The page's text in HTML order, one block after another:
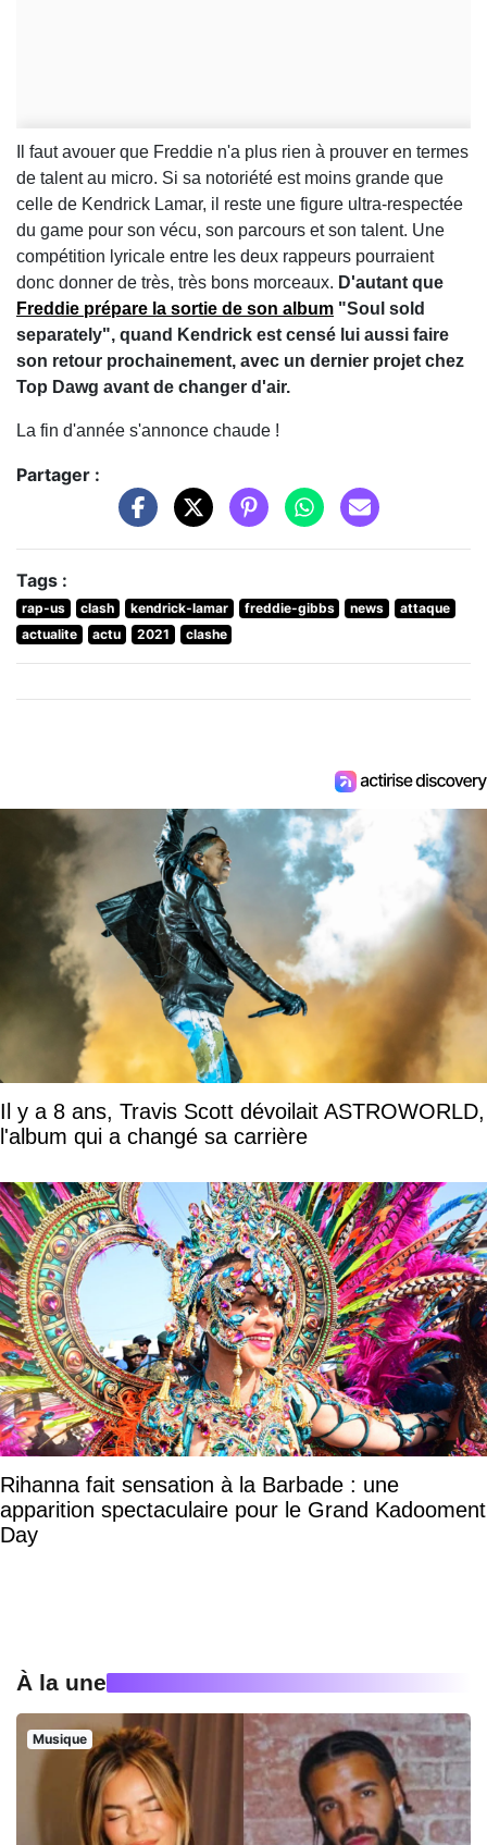
Il faut avouer que Freddie n'a plus rien à prouver en termes
de talent au micro. Si sa notoriété est moins grande que
celle de Kendrick Lamar, il reste une figure ultra-respectée
du game pour son vécu, son parcours et son talent. Une
compétition lyricale entre les deux rappeurs pourraient
donc donner de très, très bons morceaux. D'autant que
Freddie prépare la sortie de son album "Soul sold
separately", quand Kendrick est censé lui aussi faire
son retour prochainement, avec un dernier projet chez
Top Dawg avant de changer d'air.
La fin d'année s'annonce chaude !
Partager :
Tags :
rap-us clash kendrick-lamar freddie-gibbs news
attaque
actualite
actu 2021 clashe
Il y a 8 ans, Travis Scott dévoilait ASTROWORLD,
l'album qui a changé sa carrière
Rihanna fait sensation à la Barbade : une
apparition spectaculaire pour le Grand Kadooment
Day
À la une
Musique